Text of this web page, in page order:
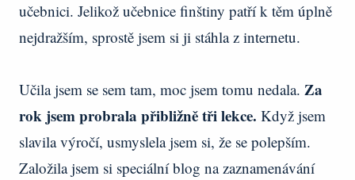
učebnici. Jelikož učebnice finštiny patří k těm úplně
nejdražším, sprostě jsem si ji stáhla z internetu.
Učila jsem se sem tam, moc jsem tomu nedala. Za
rok jsem probrala přibližně tři lekce. Když jsem
slavila výročí, usmyslela jsem si, že se polepším.
Založila jsem si speciální blog na zaznamenávání